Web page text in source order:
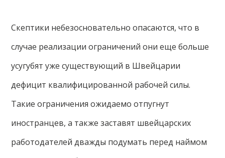
Скептики небезосновательно опасаются, что в
случае реализации ограничений они еще больше
усугубят уже существующий в Швейцарии
дефицит квалифицированной рабочей силы.
Такие ограничения ожидаемо отпугнут
иностранцев, а также заставят швейцарских
работодателей дважды подумать перед наймом